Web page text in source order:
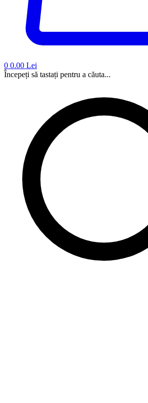
0 0.00 Lei
Începeți să tastați pentru a căuta...